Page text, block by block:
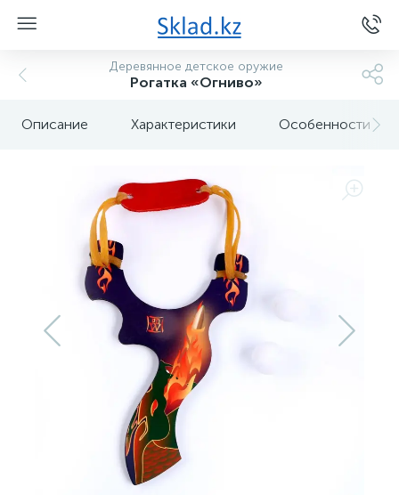
Деревянное детское оружие
Рогатка «Огниво»
Описание Характеристики Особенности